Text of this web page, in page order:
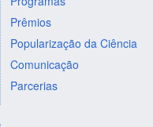
Prêmios
Popularização da Ciência
Comunicação
Parcerias